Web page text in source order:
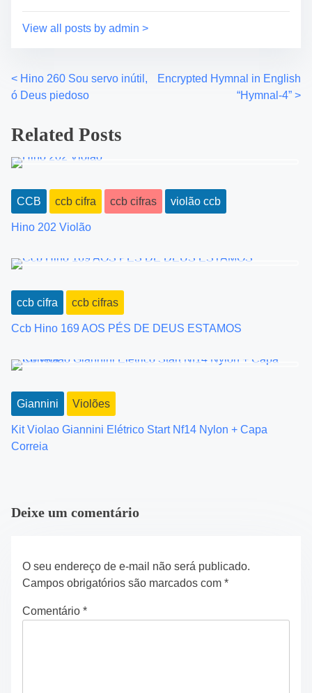
n
View all posts by admin >
P
s
t
s
n
g
a
t
i
o
< Hino 260 Sou servo inútil,
ó Deus piedoso
Encrypted Hymnal in English
“Hymnal-4” >
Related Posts
CCB ccb cifra ccb cifras violão ccb
Hino 202 Violão
ccb cifra ccb cifras
Ccb Hino 169 AOS PÉS DE DEUS ESTAMOS
Giannini Violões
Kit Violao Giannini Elétrico Start Nf14 Nylon + Capa
Correia
Deixe um comentário
O seu endereço de e-mail não será publicado.
Campos obrigatórios são marcados com *
Comentário *